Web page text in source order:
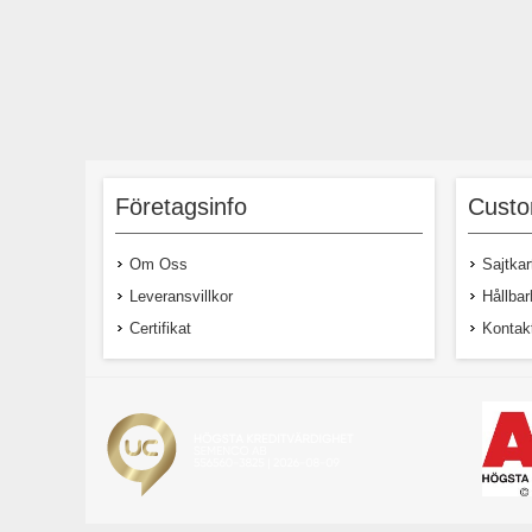
Företagsinfo
Om Oss
Leveransvillkor
Certifikat